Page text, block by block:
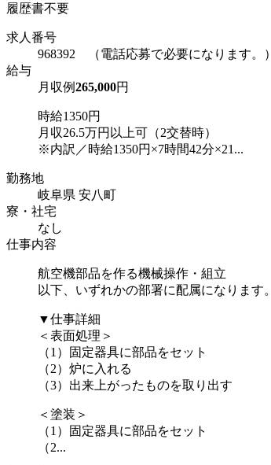
履歴書不要
求人番号
968392 （電話応募で必要になります。）
給与
月収例265,000円
時給1350円
月収26.5万円以上可（2交替時）
※内訳／時給1350円×7時間42分×21...
勤務地
岐阜県 安八町
寮・社宅
なし
仕事内容
航空機部品を作る機械操作・組立
以下、いずれかの部署に配属になります。
▼仕事詳細
＜表面処理＞
（1）固定器具に部品をセット
（2）炉に入れる
（3）出来上がったものを取り出す
＜塗装＞
（1）固定器具に部品をセット
（2...